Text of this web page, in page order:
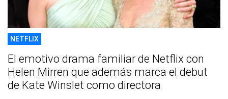
NETFLIX
El emotivo drama familiar de Netflix con
Helen Mirren que además marca el debut
de Kate Winslet como directora